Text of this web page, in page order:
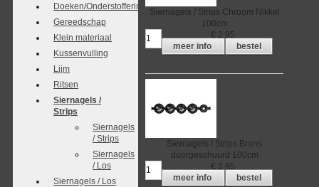
Doeken/Onderstoffering
Gereedschap
Klein materiaal
Kussenvulling
Lijm
Ritsen
Siernagels /
Strips
Siernagels
/ Strips
Siernagels
/ Los
Siernagels / Los
Siernagels / Strips Chroom Nikkel
100cm
€ 2,95
meer info
bestel
Siernagels / Strips Brons
doorgeschuurd 100cm
€ 2,95
meer info
bestel